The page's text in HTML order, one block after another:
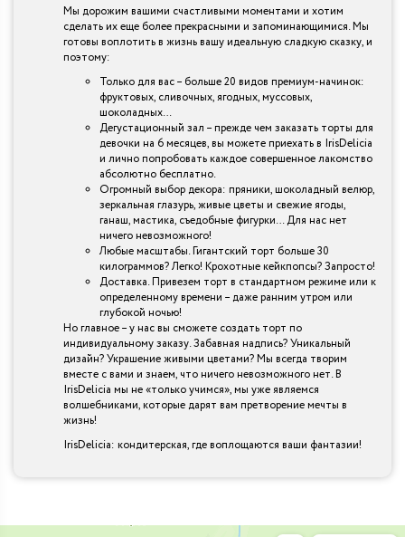
Мы дорожим вашими счастливыми моментами и хотим
сделать их еще более прекрасными и запоминающимися. Мы
готовы воплотить в жизнь вашу идеальную сладкую сказку, и
поэтому:
Только для вас – больше 20 видов премиум-начинок:
фруктовых, сливочных, ягодных, муссовых,
шоколадных…
Дегустационный зал – прежде чем заказать торты для
девочки на 6 месяцев, вы можете приехать в IrisDelicia
и лично попробовать каждое совершенное лакомство
абсолютно бесплатно.
Огромный выбор декора: пряники, шоколадный велюр,
зеркальная глазурь, живые цветы и свежие ягоды,
ганаш, мастика, съедобные фигурки… Для нас нет
ничего невозможного!
Любые масштабы. Гигантский торт больше 30
килограммов? Легко! Крохотные кейкпопсы? Запросто!
Доставка. Привезем торт в стандартном режиме или к
определенному времени – даже ранним утром или
глубокой ночью!
Но главное – у нас вы сможете создать торт по
индивидуальному заказу. Забавная надпись? Уникальный
дизайн? Украшение живыми цветами? Мы всегда творим
вместе с вами и знаем, что ничего невозможного нет. В
IrisDelicia мы не «только учимся», мы уже являемся
волшебниками, которые дарят вам претворение мечты в
жизнь!
IrisDelicia: кондитерская, где воплощаются ваши фантазии!